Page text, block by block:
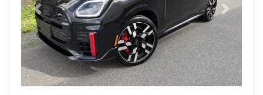
Previous Next